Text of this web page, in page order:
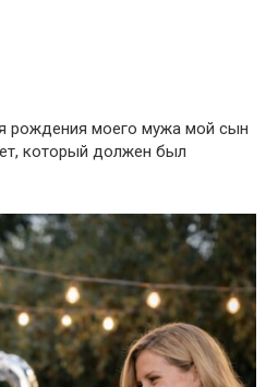
рождения моего мужа мой сын
который должен был